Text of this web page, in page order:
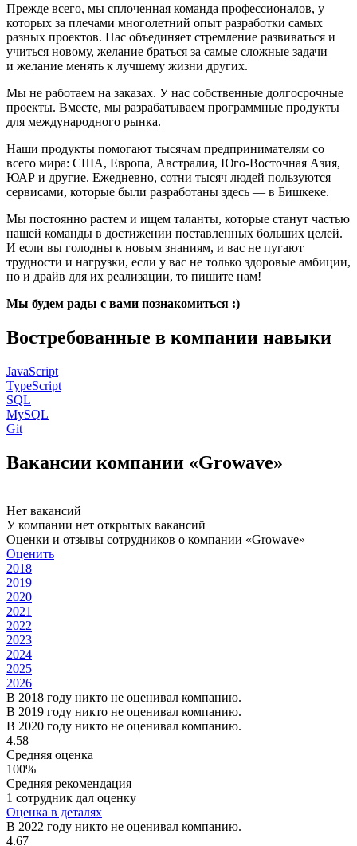
Прежде всего, мы сплоченная команда профессионалов, у
которых за плечами многолетний опыт разработки самых
разных проектов. Нас объединяет стремление развиваться и
учиться новому, желание браться за самые сложные задачи
и желание менять к лучшему жизни других.
Мы не работаем на заказах. У нас собственные долгосрочные
проекты. Вместе, мы разрабатываем программные продукты
для международного рынка.
Наши продукты помогают тысячам предпринимателям со
всего мира: США, Европа, Австралия, Юго-Восточная Азия,
ЮАР и другие. Ежедневно, сотни тысяч людей пользуются
сервисами, которые были разработаны здесь — в Бишкеке.
Мы постоянно растем и ищем таланты, которые станут частью
нашей команды в достижении поставленных больших целей.
И если вы голодны к новым знаниям, и вас не пугают
трудности и нагрузки, если у вас не только здоровые амбиции,
но и драйв для их реализации, то пишите нам!
Мы будем рады с вами познакомиться :)
Востребованные в компании навыки
JavaScript
TypeScript
SQL
MySQL
Git
Вакансии компании «Growave»
Нет вакансий
У компании нет открытых вакансий
Оценки и отзывы сотрудников о компании «Growave»
Оценить
2018
2019
2020
2021
2022
2023
2024
2025
2026
В 2018 году никто не оценивал компанию.
В 2019 году никто не оценивал компанию.
В 2020 году никто не оценивал компанию.
4.58
Средняя оценка
100%
Средняя рекомендация
1 сотрудник дал оценку
Оценка в деталях
В 2022 году никто не оценивал компанию.
4.67